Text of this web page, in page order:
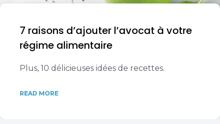
7 raisons d’ajouter l’avocat à votre
régime alimentaire
Plus, 10 délicieuses idées de recettes.
READ MORE